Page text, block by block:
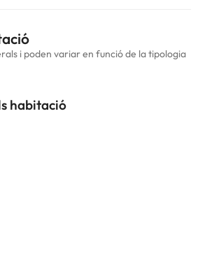
i poden variar en funció de la tipologia
habitació